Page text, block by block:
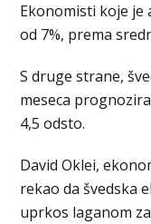
Ekonomisti koje
od 7%, prema
S druge strane,
meseca
4,5 odsto.
David Oklei,
rekao da švedska
uprkos laganom